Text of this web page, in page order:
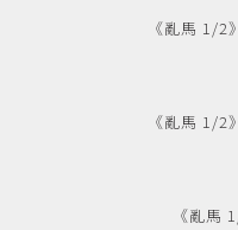
《亂馬 1/
《亂馬 1/
《亂馬